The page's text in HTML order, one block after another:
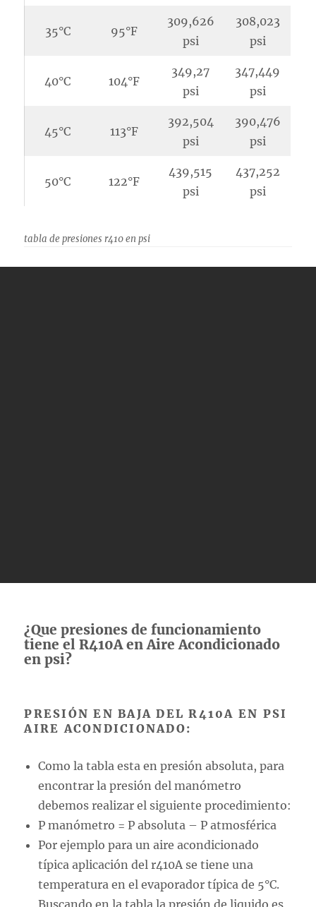
35°C 95°F
309,626
psi
308,023
psi
40°C 104°F
349,27
psi
347,449
psi
45°C 113°F
392,504
psi
390,476
psi
50°C 122°F
439,515
psi
437,252
psi
tabla de presiones r410 en psi
¿Que presiones de funcionamiento
tiene el R410A en Aire Acondicionado
en psi?
PRESIÓN EN BAJA DEL R410A EN PSI
AIRE ACONDICIONADO:
Como la tabla esta en presión absoluta, para
encontrar la presión del manómetro
debemos realizar el siguiente procedimiento:
P manómetro = P absoluta – P atmosférica
Por ejemplo para un aire acondicionado
típica aplicación del r410A se tiene una
temperatura en el evaporador típica de 5°C.